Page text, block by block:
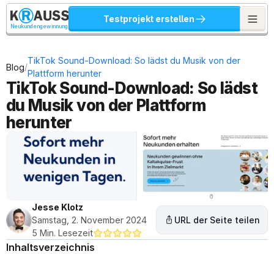
Neukundengewinnung
Testprojekt erstellen
Blog/
TikTok Sound-Download: So lädst du Musik von der
Plattform herunter
TikTok Sound-Download: So lädst
du Musik von der Plattform
herunter
Jesse Klotz
Samstag, 2. November 2024
5 Min. Lesezeit
URL der Seite teilen
Inhaltsverzeichnis